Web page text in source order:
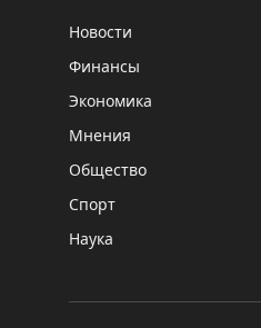
Новости
Финансы
Экономика
Мнения
Общество
Спорт
Наука